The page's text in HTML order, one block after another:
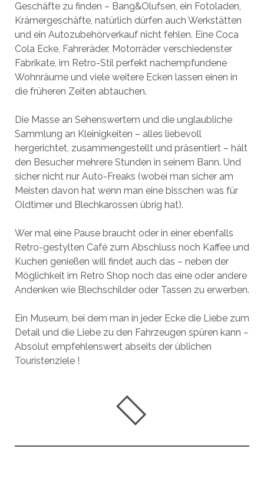
Geschäfte zu finden – Bang&Olufsen, ein Fotoladen,
Krämergeschäfte, natürlich dürfen auch Werkstätten
und ein Autozubehörverkauf nicht fehlen. Eine Coca
Cola Ecke, Fahreräder, Motorräder verschiedenster
Fabrikate, im Retro-Stil perfekt nachempfundene
Wohnräume und viele weitere Ecken lassen einen in
die früheren Zeiten abtauchen.
Die Masse an Sehenswertem und die unglaubliche
Sammlung an Kleinigkeiten – alles liebevoll
hergerichtet, zusammengestellt und präsentiert – hält
den Besucher mehrere Stunden in seinem Bann. Und
sicher nicht nur Auto-Freaks (wobei man sicher am
Meisten davon hat wenn man eine bisschen was für
Oldtimer und Blechkarossen übrig hat).
Wer mal eine Pause braucht oder in einer ebenfalls
Retro-gestylten Café zum Abschluss noch Kaffee und
Kuchen genießen will findet auch das – neben der
Möglichkeit im Retro Shop noch das eine oder andere
Andenken wie Blechschilder oder Tassen zu erwerben.
Ein Museum, bei dem man in jeder Ecke die Liebe zum
Detail und die Liebe zu den Fahrzeugen spüren kann –
Absolut empfehlenswert abseits der üblichen
Touristenziele !